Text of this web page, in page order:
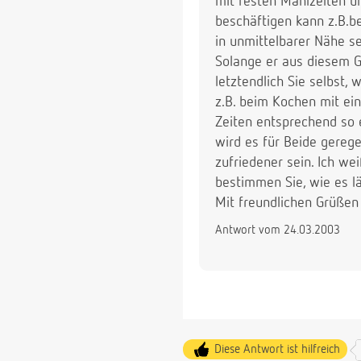
beschäftigen kann
in unmittelbarer Nähe
Solange er aus diesem
letztendlich Sie selbst,
z.B. beim Kochen mit
Zeiten entsprechend so
wird es für Beide
zufriedener sein. Ich
bestimmen Sie, wie es
Mit freundlichen Grüßen
Antwort vom 24.03.2003
Diese Antwort ist hilfreich